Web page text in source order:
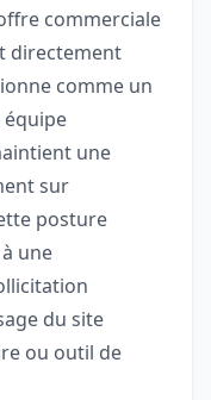
commerciale
directement
comme un
équipe
une
sur
posture
une
du site
ou outil de